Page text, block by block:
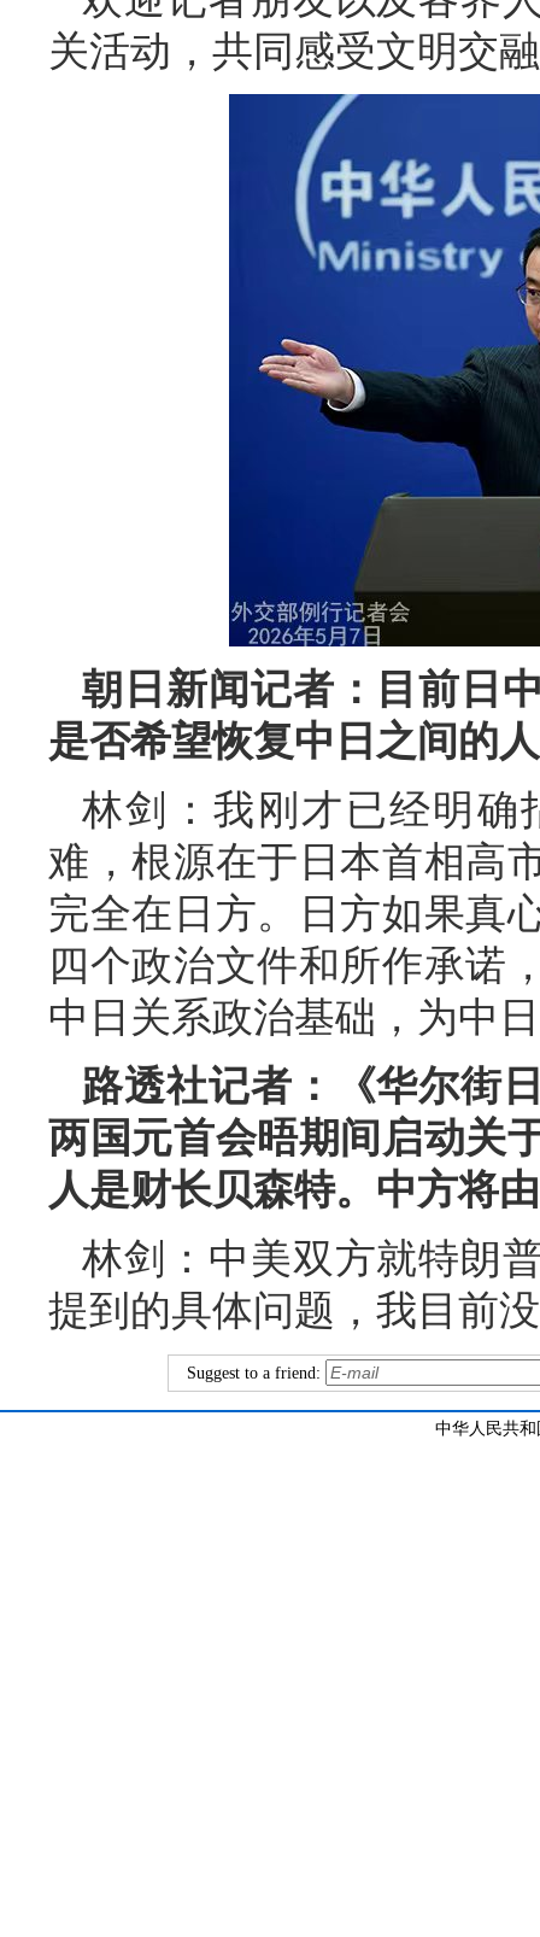
关活动，共同感受文明交
朝日新闻记者：目前日
是否希望恢复中日之间的
林剑：我刚才已经明确
难，根源在于日本首相高
完全在日方。日方如果真
四个政治文件和所作承诺
中日关系政治基础，为中
路透社记者：《华尔街
两国元首会晤期间启动关
人是财长贝森特。中方将
林剑：中美双方就特朗
提到的具体问题，我目前
Suggest to a friend:
中华人民共